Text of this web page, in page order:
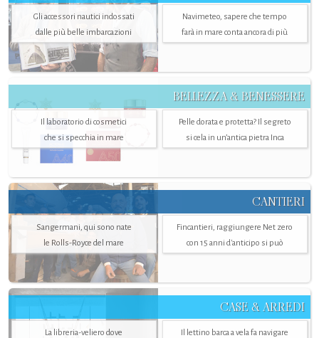
Gli accessori nautici indossati
dalle più belle imbarcazioni
Navimeteo, sapere che tempo
farà in mare conta ancora di più
BELLEZZA & BENESSERE
Il laboratorio di cosmetici
che si specchia in mare
Pelle dorata e protetta? Il segreto
si cela in un’antica pietra Inca
CANTIERI
Sangermani, qui sono nate
le Rolls-Royce del mare
Fincantieri, raggiungere Net zero
con 15 anni d'anticipo si può
CASE & ARREDI
La libreria-veliero dove
Il lettino barca a vela fa navigare